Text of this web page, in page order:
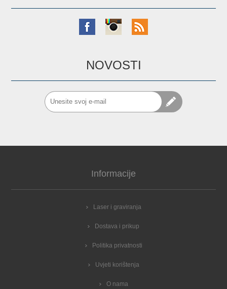
NOVOSTI
Informacije
Laser i graviranja
Dostava i prikup
Politika privatnosti
Uvjeti korištenja
O nama